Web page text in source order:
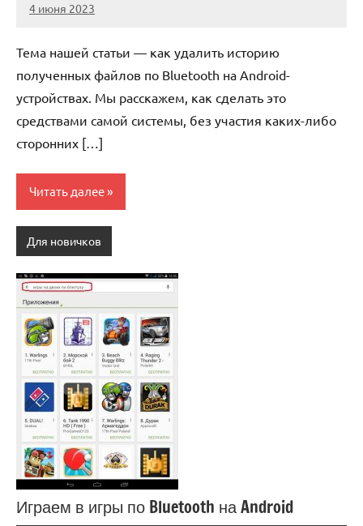
4 июня 2023
anti_shpion_
Нет
Тема нашей статьи — как удалить историю
полученных файлов по Bluetooth на Android-
устройствах. Мы расскажем, как сделать это
средствами самой системы, без участия каких-либо
сторонних […]
Читать далее
Для новичков
Играем в игры по Bluetooth на Android